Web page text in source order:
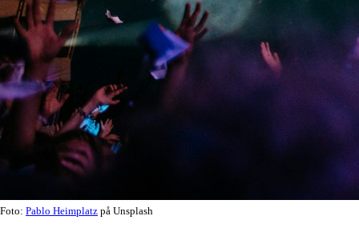
Foto: Pablo Heimplatz på Unsplash